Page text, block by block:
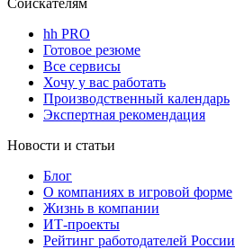
hh PRO
Готовое резюме
Все сервисы
Хочу у вас работать
Производственный календарь
Экспертная рекомендация
Новости и статьи
Блог
О компаниях в игровой форме
Жизнь в компании
ИТ-проекты
Рейтинг работодателей России